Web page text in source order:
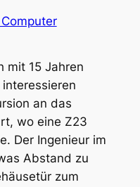
mit 15 Jahren
an das
wo eine Z23
Der Ingenieur im
Abstand zu
zum